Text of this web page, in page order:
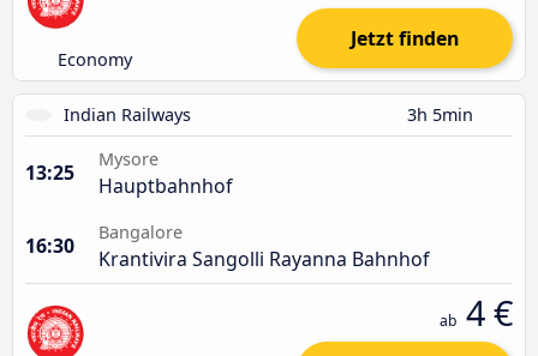
Economy
Jetzt finden
Indian Railways 3h 5min
13:25
Mysore
Hauptbahnhof
16:30
Bangalore
Krantivira Sangolli Rayanna Bahnhof
ab 4 €